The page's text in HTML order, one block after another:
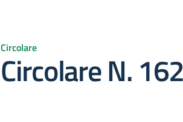
Circolare
Circolare N. 162